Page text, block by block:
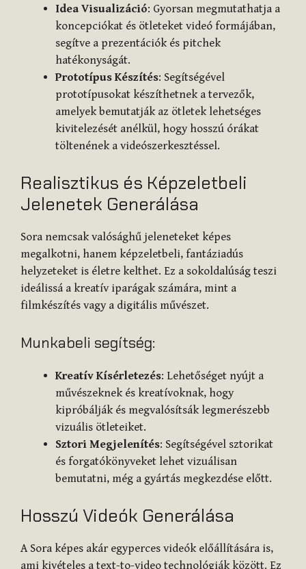
Idea Visualizáció: Gyorsan megmutathatja a
koncepciókat és ötleteket videó formájában,
segítve a prezentációk és pitchek
hatékonyságát.
Prototípus Készítés: Segítségével
prototípusokat készíthetnek a tervezők,
amelyek bemutatják az ötletek lehetséges
kivitelezését anélkül, hogy hosszú órákat
töltenének a videószerkesztéssel.
Realisztikus és Képzeletbeli
Jelenetek Generálása
Sora nemcsak valósághű jeleneteket képes
megalkotni, hanem képzeletbeli, fantáziadús
helyzeteket is életre kelthet. Ez a sokoldalúság teszi
ideálissá a kreatív iparágak számára, mint a
filmkészítés vagy a digitális művészet.
Munkabeli segítség:
Kreatív Kísérletezés: Lehetőséget nyújt a
művészeknek és kreatívoknak, hogy
kipróbálják és megvalósítsák legmerészebb
vizuális ötleteiket.
Sztori Megjelenítés: Segítségével sztorikat
és forgatókönyveket lehet vizuálisan
bemutatni, még a gyártás megkezdése előtt.
Hosszú Videók Generálása
A Sora képes akár egyperces videók előállítására is,
ami kivételes a text-to-video technológiák között. Ez